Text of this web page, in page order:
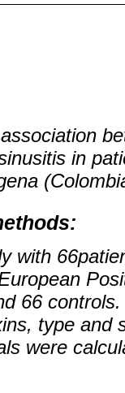
in
with
66
type and
were